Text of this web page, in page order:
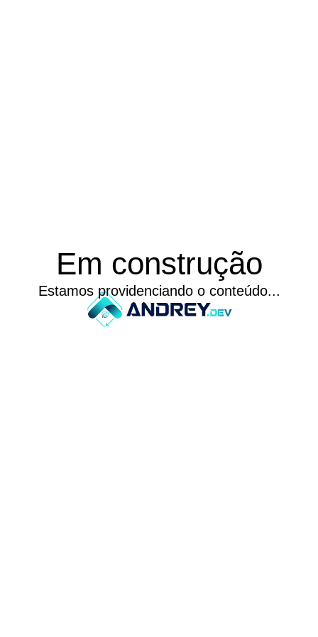
Em construção
Estamos providenciando o conteúdo...